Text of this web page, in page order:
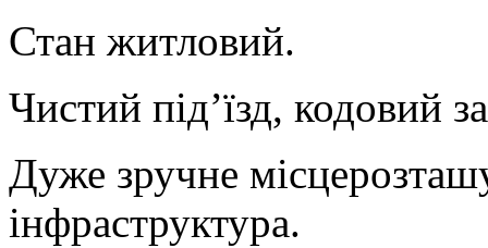
Стан житловий.
Чистий під’їзд, кодовий
Дуже зручне
інфраструктура.